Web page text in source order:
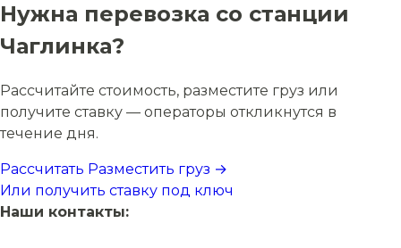
Нужна перевозка со станции
Чаглинка?
Рассчитайте стоимость, разместите груз или
получите ставку — операторы откликнутся в
течение дня.
Рассчитать Разместить груз →
Или получить ставку под ключ
Наши контакты: